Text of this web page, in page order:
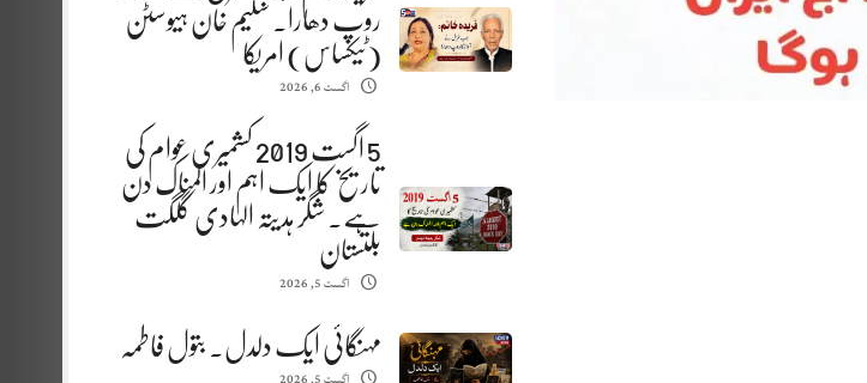
روپ دھارا. سلیم خان ہیوسٹن
(ٹیکساس) امریکا
اگست 6, 2026
5 اگست 2019 کشمیری عوام کی
تاریخ کا ایک اہم اور المناک دن
ہے. شگر ہدیتہ الہادی گلگت
بلتستان
اگست 5, 2026
مہنگائی ایک دلدل. بتول فاطمہ